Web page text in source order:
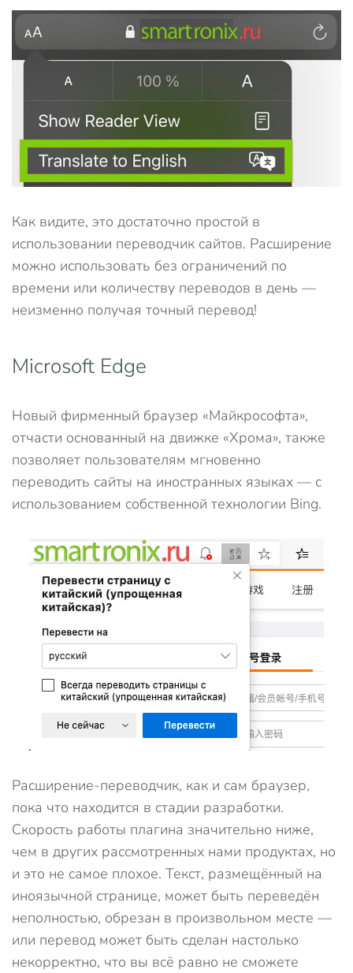
Как видите, это достаточно простой в
использовании переводчик сайтов. Расширение
можно использовать без ограничений по
времени или количеству переводов в день —
неизменно получая точный перевод!
Microsoft Edge
Новый фирменный браузер «Майкрософта»,
отчасти основанный на движке «Хрома», также
позволяет пользователям мгновенно
переводить сайты на иностранных языках — с
использованием собственной технологии Bing.
Расширение-переводчик, как и сам браузер,
пока что находится в стадии разработки.
Скорость работы плагина значительно ниже,
чем в других рассмотренных нами продуктах, но
и это не самое плохое. Текст, размещённый на
иноязычной странице, может быть переведён
неполностью, обрезан в произвольном месте —
или перевод может быть сделан настолько
некорректно, что вы всё равно не сможете